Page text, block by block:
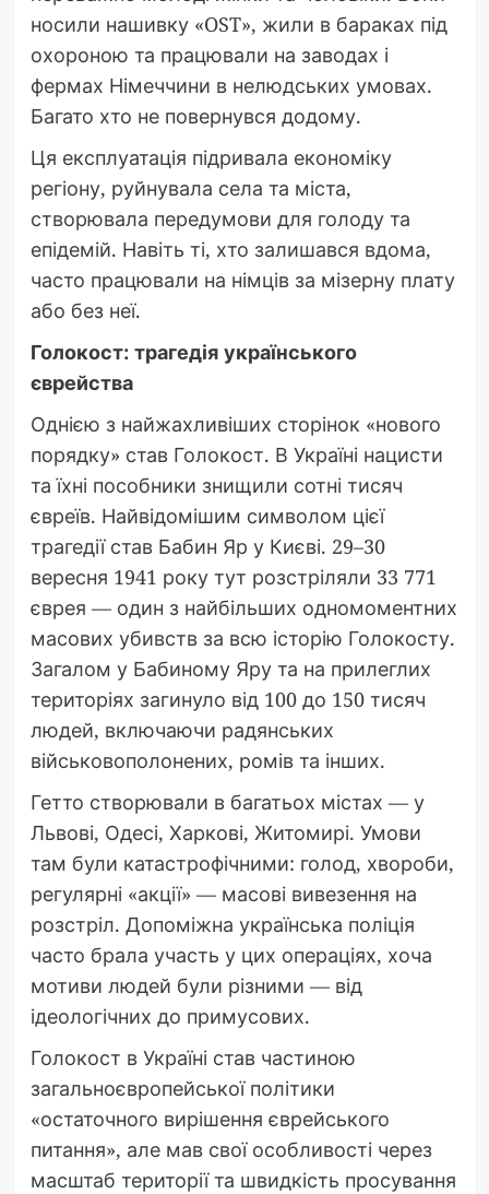
носили нашивку «OST», жили в бараках під
охороною та працювали на заводах і
фермах Німеччини в нелюдських умовах.
Багато хто не повернувся додому.
Ця експлуатація підривала економіку
регіону, руйнувала села та міста,
створювала передумови для голоду та
епідемій. Навіть ті, хто залишався вдома,
часто працювали на німців за мізерну плату
або без неї.
Голокост: трагедія українського
єврейства
Однією з найжахливіших сторінок «нового
порядку» став Голокост. В Україні нацисти
та їхні пособники знищили сотні тисяч
євреїв. Найвідомішим символом цієї
трагедії став Бабин Яр у Києві. 29–30
вересня 1941 року тут розстріляли 33 771
єврея — один з найбільших одномоментних
масових убивств за всю історію Голокосту.
Загалом у Бабиному Яру та на прилеглих
територіях загинуло від 100 до 150 тисяч
людей, включаючи радянських
військовополонених, ромів та інших.
Гетто створювали в багатьох містах — у
Львові, Одесі, Харкові, Житомирі. Умови
там були катастрофічними: голод, хвороби,
регулярні «акції» — масові вивезення на
розстріл. Допоміжна українська поліція
часто брала участь у цих операціях, хоча
мотиви людей були різними — від
ідеологічних до примусових.
Голокост в Україні став частиною
загальноєвропейської політики
«остаточного вирішення єврейського
питання», але мав свої особливості через
масштаб території та швидкість просування